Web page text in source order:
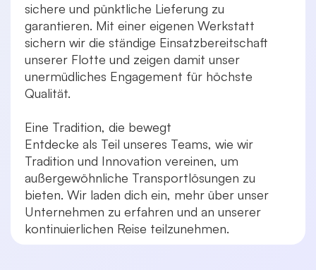
sichere und pünktliche Lieferung zu
garantieren. Mit einer eigenen Werkstatt
sichern wir die ständige Einsatzbereitschaft
unserer Flotte und zeigen damit unser
unermüdliches Engagement für höchste
Qualität.
Eine Tradition, die bewegt
Entdecke als Teil unseres Teams, wie wir
Tradition und Innovation vereinen, um
außergewöhnliche Transportlösungen zu
bieten. Wir laden dich ein, mehr über unser
Unternehmen zu erfahren und an unserer
kontinuierlichen Reise teilzunehmen.